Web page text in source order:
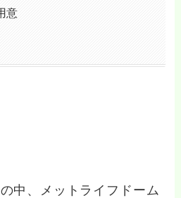
意
中、メットライフドーム